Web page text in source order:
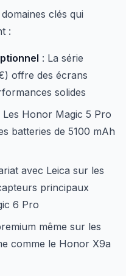
clés qui
:
: La série
offre des écrans
solides
Les Honor Magic 5 Pro
batteries de 5100 mAh
avec Leica sur les
principaux
6 Pro
même sur les
comme le Honor X9a